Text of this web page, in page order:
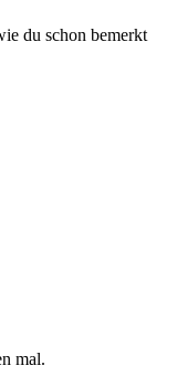
du schon bemerkt
mal.